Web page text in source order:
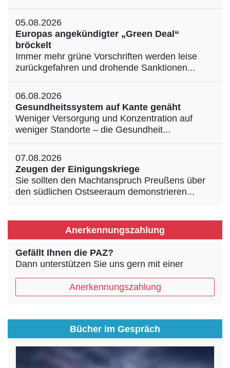
05.08.2026
Europas angekündigter „Green Deal“
bröckelt
Immer mehr grüne Vorschriften werden leise
zurückgefahren und drohende Sanktionen...
06.08.2026
Gesundheitssystem auf Kante genäht
Weniger Versorgung und Konzentration auf
weniger Standorte – die Gesundheit...
07.08.2026
Zeugen der Einigungskriege
Sie sollten den Machtanspruch Preußens über
den südlichen Ostseeraum demonstrieren...
Anerkennungszahlung
Gefällt Ihnen die PAZ?
Dann unterstützen Sie uns gern mit einer
Anerkennungszahlung
Bücher im Gespräch